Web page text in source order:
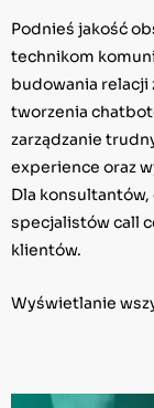
Podnieś jakość
technikom
budowania relacji
tworzenia
zarządzanie
experience oraz
Dla
specjalistów call
klientów.
Wyświetlanie